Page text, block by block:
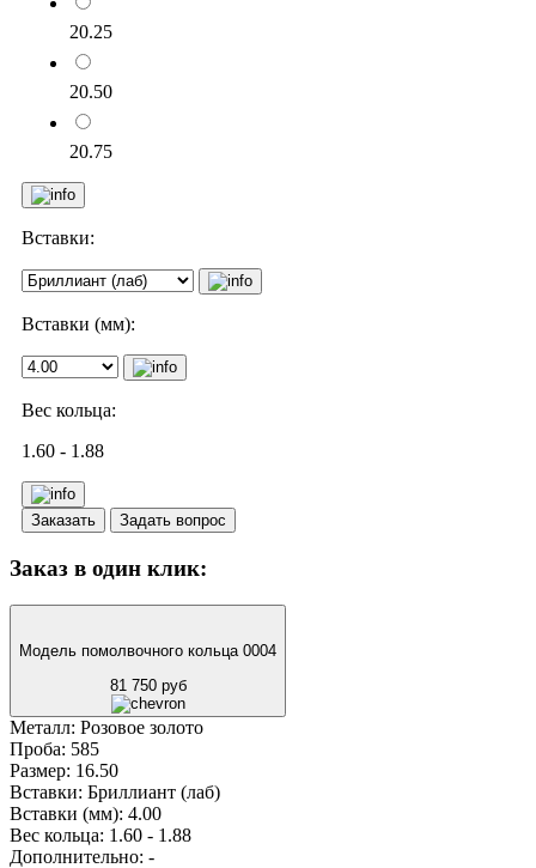
20.25
20.50
20.75
Вставки:
Вставки (мм):
Вес кольца:
1.60 - 1.88
Заказать Задать вопрос
Заказ в один клик:
Модель помолвочного кольца 0004
81 750 руб
Металл: Розовое золото
Проба: 585
Размер: 16.50
Вставки: Бриллиант (лаб)
Вставки (мм): 4.00
Вес кольца: 1.60 - 1.88
Дополнительно: -